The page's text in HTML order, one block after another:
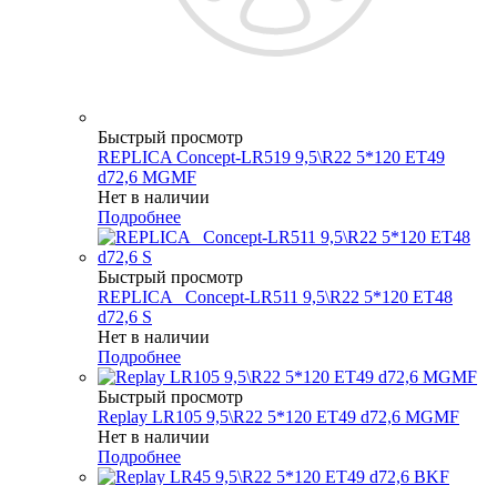
Быстрый просмотр
REPLICA Concept-LR519 9,5\R22 5*120 ET49
d72,6 MGMF
Нет в наличии
Подробнее
Быстрый просмотр
REPLICA _Concept-LR511 9,5\R22 5*120 ET48
d72,6 S
Нет в наличии
Подробнее
Быстрый просмотр
Replay LR105 9,5\R22 5*120 ET49 d72,6 MGMF
Нет в наличии
Подробнее